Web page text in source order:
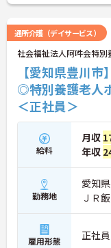
通所介護（デイサービス）
社会福祉法人阿吽会特
【愛知県豊川
◎特別養護老人
＜正社員＞
給料
月収
年収
勤務地
愛知
ＪＲ
雇用形態 正社